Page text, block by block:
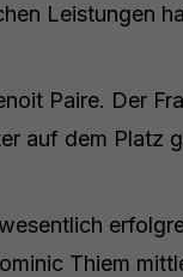
Leistungen
Paire. Der
auf dem Platz
Thiem